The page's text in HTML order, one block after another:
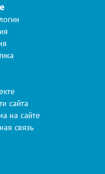
сайта
на сайте
связь